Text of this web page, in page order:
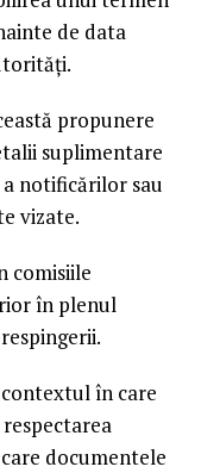
de data
propunere
suplimentare
notificărilor sau
vizate.
comisiile
în plenul
în care
documentele